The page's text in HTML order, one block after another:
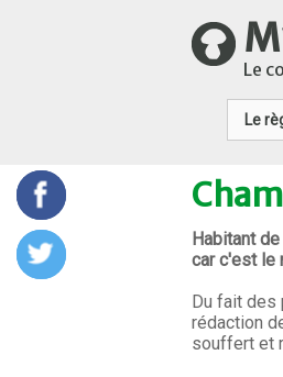
Le
Le
Habitant
car c'est le
Du fait des
rédaction
souffert et